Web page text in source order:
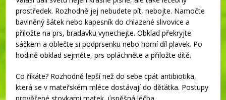
prostředek. Rozhodně jej nebudete pít, nebojte. Namočte
bavlněný šátek nebo kapesník do chlazené slivovice a
přiložte na prs, bradavku vynechejte. Obklad překryjte
sáčkem a oblečte si podprsenku nebo horní díl plavek. Po
hodině obklad sejměte, prs opláchněte a přiložte dítě.
Co říkáte? Rozhodně lepší než do sebe cpát antibiotika,
která se v mateřském mléce dostávají do děťátka. Postupy